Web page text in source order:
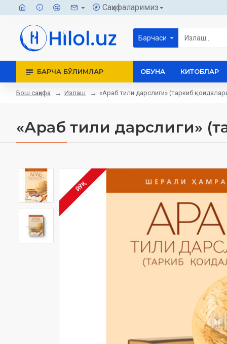
Саҳифаларимиз
Барчаси
БАРЧА БЎЛИМЛАР ОБУНА КИТОБЛАР
Бош саҳифа Излаш «Араб тили дарслиги» (таркиб
«Араб тили дарслиги»
ЙЎҚ